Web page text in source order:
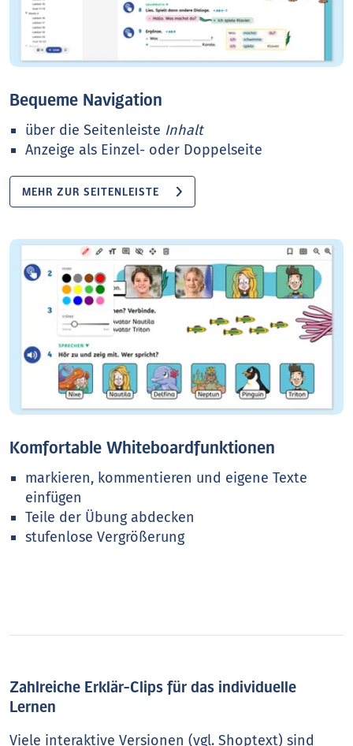
Bequeme Navigation
über die Seitenleiste Inhalt
Anzeige als Einzel- oder Doppelseite
MEHR ZUR SEITENLEISTE
Komfortable Whiteboardfunktionen
markieren, kommentieren und eigene Texte
einfügen
Teile der Übung abdecken
stufenlose Vergrößerung
Zahlreiche Erklär-Clips für das individuelle
Lernen
Viele interaktive Versionen (vgl. Shoptext) sind